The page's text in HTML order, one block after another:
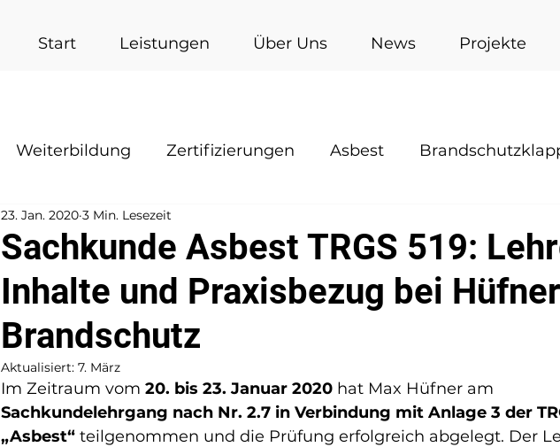
Start Leistungen Über Uns News Projekte
Weiterbildung Zertifizierungen Asbest
Sachkunde Asbest TRGS 519:
Inhalte und Praxisbezug bei Hüfner
Brandschutz
23. Jan. 2020 3 Min. Lesezeit
Aktualisiert: 7. März
Im Zeitraum vom 20. bis 23. Januar 2020 hat Max Hüfner am
Sachkundelehrgang nach Nr. 2.7 in Verbindung mit Anlage 3 der
„Asbest“ teilgenommen und die Prüfung erfolgreich abgelegt. Der